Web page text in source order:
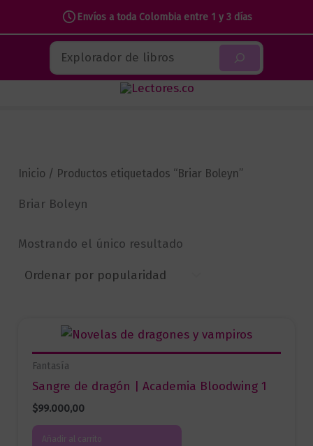
Envíos a toda Colombia entre 1 y 3 días
contenido
Buscar
Inicio / Productos etiquetados “Briar Boleyn”
Briar Boleyn
Mostrando el único resultado
Fantasía
Sangre de dragón | Academia Bloodwing 1
$99.000,00
Añadir al carrito